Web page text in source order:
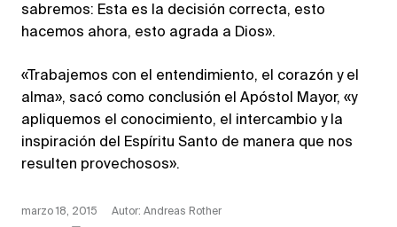
sabremos: Esta es la decisión correcta, esto
hacemos ahora, esto agrada a Dios».
«Trabajemos con el entendimiento, el corazón y el
alma», sacó como conclusión el Apóstol Mayor, «y
apliquemos el conocimiento, el intercambio y la
inspiración del Espíritu Santo de manera que nos
resulten provechosos».
marzo 18, 2015
Autor: Andreas Rother